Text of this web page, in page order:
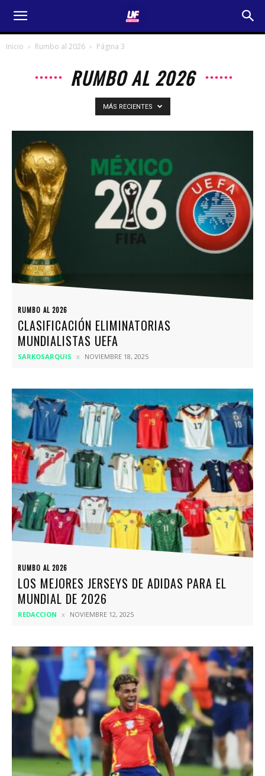
Inicio Rumbo al 2026 Página 3
RUMBO AL 2026
MÁS RECIENTES
RUMBO AL 2026
CLASIFICACIÓN ELIMINATORIAS
MUNDIALISTAS UEFA
SARKOSARQUIS NOVIEMBRE 18, 2025
RUMBO AL 2026
LOS MEJORES JERSEYS DE ADIDAS PARA EL
MUNDIAL DE 2026
REDACCION NOVIEMBRE 12, 2025